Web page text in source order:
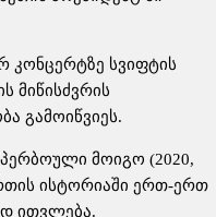
კონცერტზე სვიფტის
მიწისძვრის
გამოიწვიეს.
მოიგო (2020,
ისტორიაში ერთ-ერთ
ითვლება.